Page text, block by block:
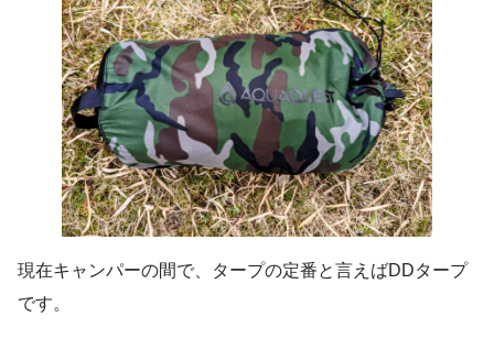
現在キャンパーの間で、タープの定番と言えばDDタープ
です。